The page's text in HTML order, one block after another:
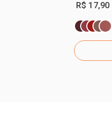
R$ 17,90